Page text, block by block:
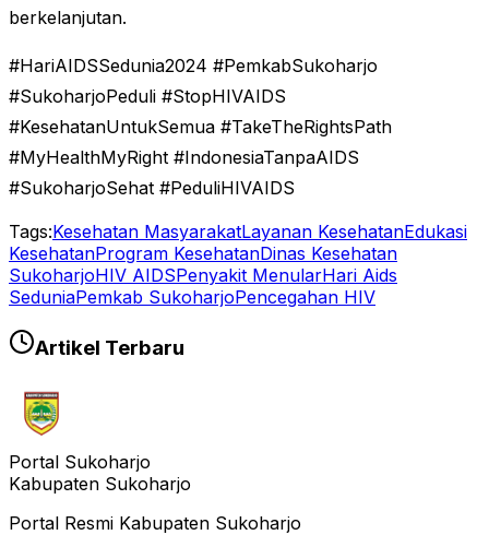
berkelanjutan.
#HariAIDSSedunia2024 #PemkabSukoharjo
#SukoharjoPeduli #StopHIVAIDS
#KesehatanUntukSemua #TakeTheRightsPath
#MyHealthMyRight #IndonesiaTanpaAIDS
#SukoharjoSehat #PeduliHIVAIDS
Tags:Kesehatan MasyarakatLayanan KesehatanEdukasi
KesehatanProgram KesehatanDinas Kesehatan
SukoharjoHIV AIDSPenyakit MenularHari Aids
SeduniaPemkab SukoharjoPencegahan HIV
Artikel Terbaru
Portal Sukoharjo
Kabupaten Sukoharjo
Portal Resmi Kabupaten Sukoharjo